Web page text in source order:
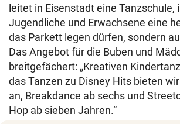
leitet in Eisenstadt eine Tanzschule,
Jugendliche und Erwachsene eine
das Parkett legen dürfen, sondern
Das Angebot für die Buben und
breitgefächert: „Kreativen
das Tanzen zu Disney Hits bieten
an, Breakdance ab sechs und
Hop ab sieben Jahren.“